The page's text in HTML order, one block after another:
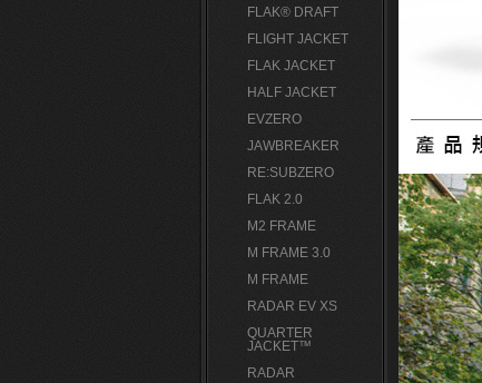
FLAK® DRAFT
FLIGHT JACKET
FLAK JACKET
HALF JACKET
EVZERO
JAWBREAKER
RE:SUBZERO
FLAK 2.0
M2 FRAME
M FRAME 3.0
M FRAME
RADAR EV XS
QUARTER
JACKET™
RADAR